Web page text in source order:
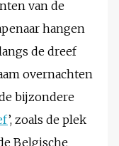
van de
hangen
de dreef
overnachten
bijzondere
’, zoals de plek
Belgische